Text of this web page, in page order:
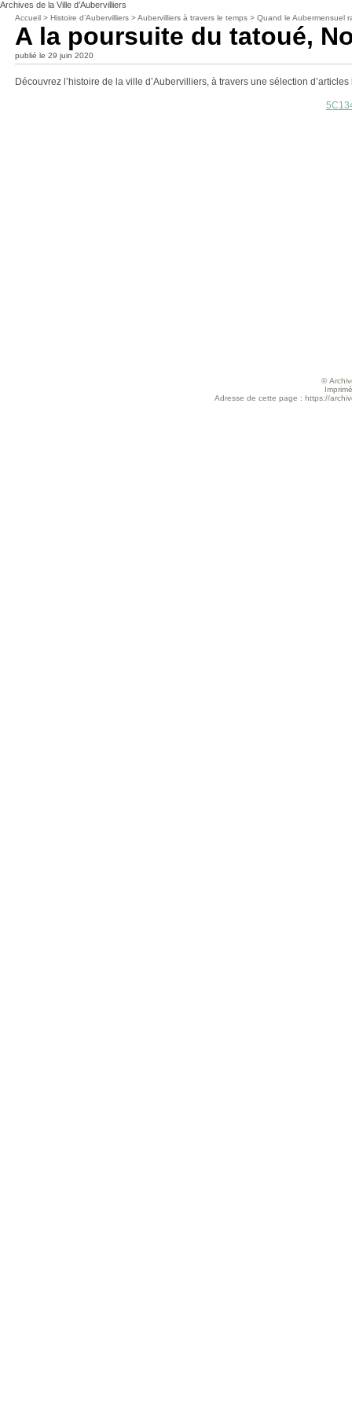
Archives de la Ville d’Aubervilliers
Accueil >Histoire d’Aubervilliers>Aubervilliers à travers le temps >Quand le Aubermensuel
A la poursuite du tatoué,
publié le 29 juin 2020
Découvrez l’histoire de la ville d’Aubervilliers, à travers une sélection
©
Adresse de cette page : https://